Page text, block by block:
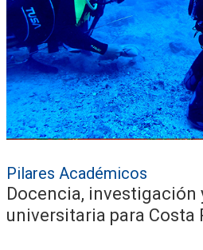
Pilares Académicos
Docencia, investigación
universitaria para Costa